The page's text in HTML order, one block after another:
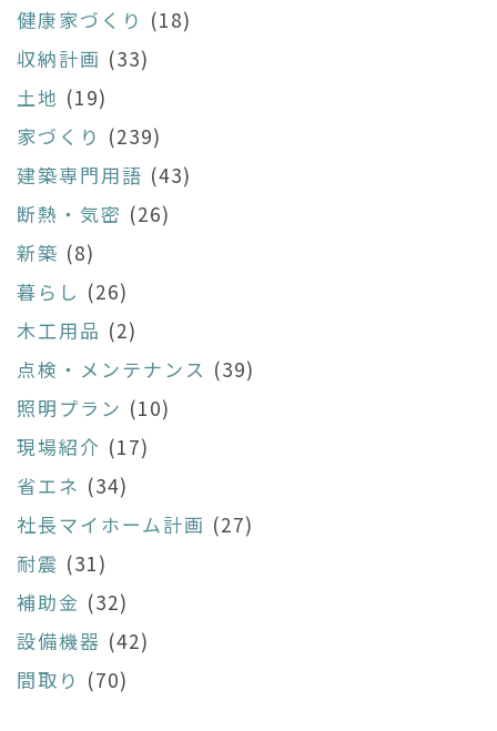
健康家づくり (18)
収納計画 (33)
土地 (19)
家づくり (239)
建築専門用語 (43)
断熱・気密 (26)
新築 (8)
暮らし (26)
木工用品 (2)
点検・メンテナンス (39)
照明プラン (10)
現場紹介 (17)
省エネ (34)
社長マイホーム計画 (27)
耐震 (31)
補助金 (32)
設備機器 (42)
間取り (70)